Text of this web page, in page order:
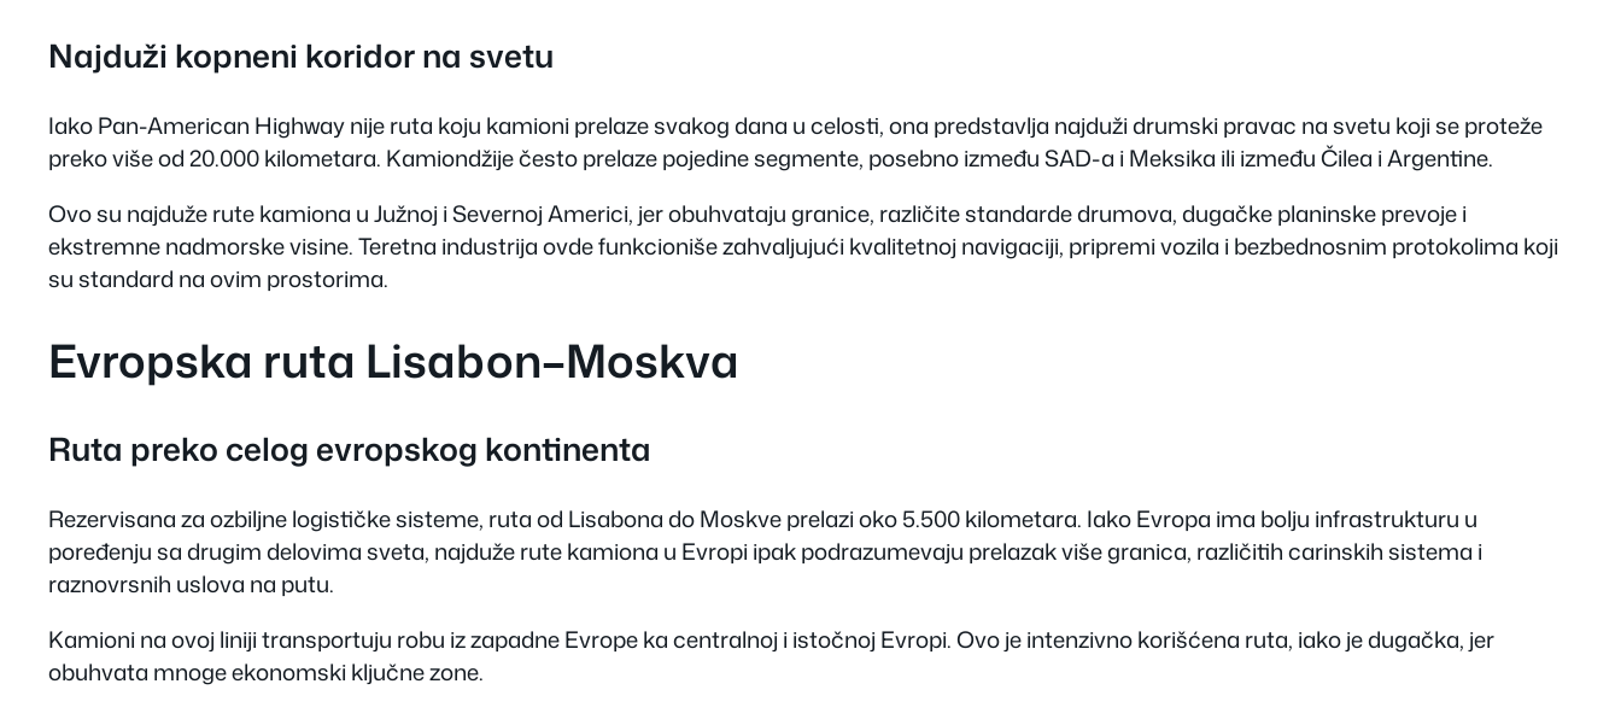
Najduži kopneni koridor na svetu
Iako Pan-American Highway nije ruta koju kamioni prelaze svakog dana u celosti, ona predstavlja najduži drumski pravac na svetu koji se proteže
preko više od 20.000 kilometara. Kamiondžije često prelaze pojedine segmente, posebno između SAD-a i Meksika ili između Čilea i Argentine.
Ovo su najduže rute kamiona u Južnoj i Severnoj Americi, jer obuhvataju granice, različite standarde drumova, dugačke planinske prevoje i
ekstremne nadmorske visine. Teretna industrija ovde funkcioniše zahvaljujući kvalitetnoj navigaciji, pripremi vozila i bezbednosnim protokolima koji
su standard na ovim prostorima.
Evropska ruta Lisabon–Moskva
Ruta preko celog evropskog kontinenta
Rezervisana za ozbiljne logističke sisteme, ruta od Lisabona do Moskve prelazi oko 5.500 kilometara. Iako Evropa ima bolju infrastrukturu u
poređenju sa drugim delovima sveta, najduže rute kamiona u Evropi ipak podrazumevaju prelazak više granica, različitih carinskih sistema i
raznovrsnih uslova na putu.
Kamioni na ovoj liniji transportuju robu iz zapadne Evrope ka centralnoj i istočnoj Evropi. Ovo je intenzivno korišćena ruta, iako je dugačka, jer
obuhvata mnoge ekonomski ključne zone.